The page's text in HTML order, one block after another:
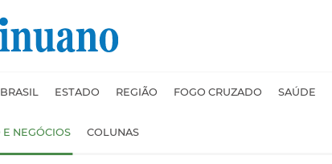
BRASIL ESTADO REGIÃO FOGO CRUZADO SAÚDE
E NEGÓCIOS COLUNAS